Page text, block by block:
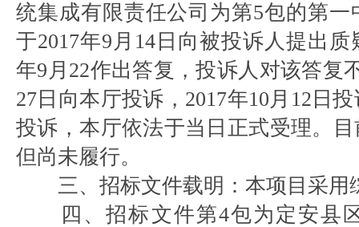
统集成有限责任公司为第5包的第
于2017年9月14日向被投诉人提出质
年9月22作出答复，投诉人对该答复
27日向本厅投诉，2017年10月12日
投诉，本厅依法于当日正式受理。
但尚未履行。
三、招标文件载明：本项目采用
四、招标文件第4包为定安县